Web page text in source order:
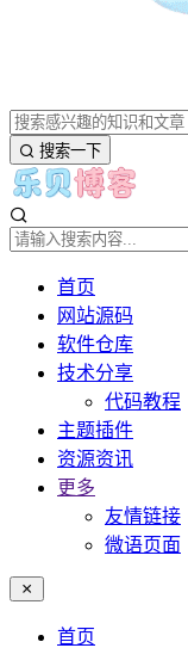
搜索一下
首页
网站源码
软件仓库
技术分享
代码教程
主题插件
资源资讯
更多
友情链接
微语页面
首页